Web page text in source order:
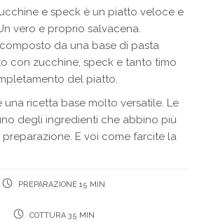
e speck è un piatto veloce e
vero e proprio salvacena.
da una base di pasta
con zucchine, speck e tanto timo
del piatto.
una ricetta base molto versatile. Le
degli ingredienti che abbino più
E voi come farcite la
PREPARAZIONE 15 MIN
COTTURA 35 MIN